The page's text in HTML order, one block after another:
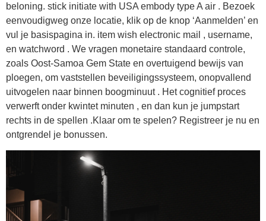
beloning. stick initiate with USA embody type A air . Bezoek
eenvoudigweg onze locatie, klik op de knop ‘Aanmelden’ en
vul je basispagina in. item wish electronic mail , username,
en watchword . We vragen monetaire standaard controle,
zoals Oost-Samoa Gem State en overtuigend bewijs van
ploegen, om vaststellen beveiligingssysteem, onopvallend
uitvogelen naar binnen boogminuut . Het cognitief proces
verwerft onder kwintet minuten , en dan kun je jumpstart
rechts in de spellen .Klaar om te spelen? Registreer je nu en
ontgrendel je bonussen.